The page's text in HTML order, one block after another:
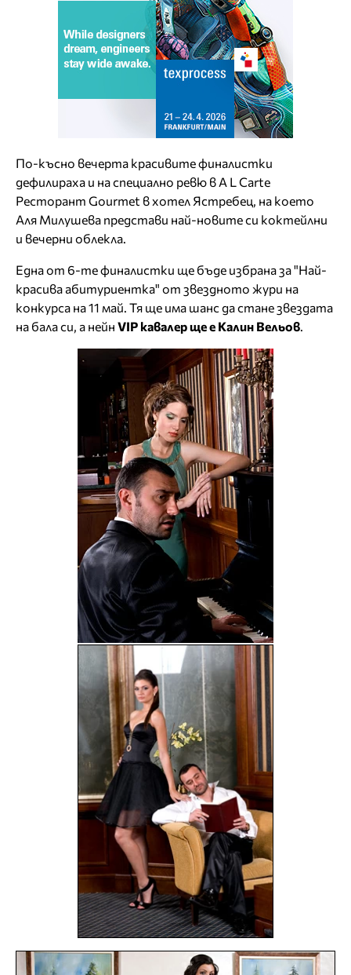
По-късно вечерта красивите финалистки
дефилираха и на специално ревю в A L Carte
Ресторант Gourmet в хотел Ястребец, на което
Аля Милушева представи най-новите си коктейлни
и вечерни облекла.
Една от 6-те финалистки ще бъде избрана за "Най-
красива абитуриентка" от звездното жури на
конкурса на 11 май. Тя ще има шанс да стане звездата
на бала си, а нейн VIP кавалер ще е Калин Вельов